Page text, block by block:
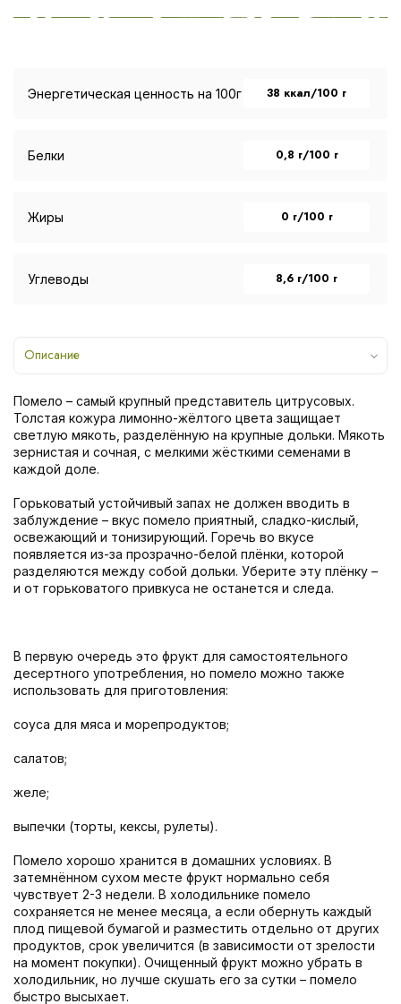
Энергетическая ценность на 100г 38 ккал/100 г
Белки 0,8 г/100 г
Жиры 0 г/100 г
Углеводы 8,6 г/100 г
Описание
Помело – самый крупный представитель цитрусовых.
Толстая кожура лимонно-жёлтого цвета защищает
светлую мякоть, разделённую на крупные дольки. Мякоть
зернистая и сочная, с мелкими жёсткими семенами в
каждой доле.
Горьковатый устойчивый запах не должен вводить в
заблуждение – вкус помело приятный, сладко-кислый,
освежающий и тонизирующий. Горечь во вкусе
появляется из-за прозрачно-белой плёнки, которой
разделяются между собой дольки. Уберите эту плёнку –
и от горьковатого привкуса не останется и следа.
В первую очередь это фрукт для самостоятельного
десертного употребления, но помело можно также
использовать для приготовления:
соуса для мяса и морепродуктов;
салатов;
желе;
выпечки (торты, кексы, рулеты).
Помело хорошо хранится в домашних условиях. В
затемнённом сухом месте фрукт нормально себя
чувствует 2-3 недели. В холодильнике помело
сохраняется не менее месяца, а если обернуть каждый
плод пищевой бумагой и разместить отдельно от других
продуктов, срок увеличится (в зависимости от зрелости
на момент покупки). Очищенный фрукт можно убрать в
холодильник, но лучше скушать его за сутки – помело
быстро высыхает.